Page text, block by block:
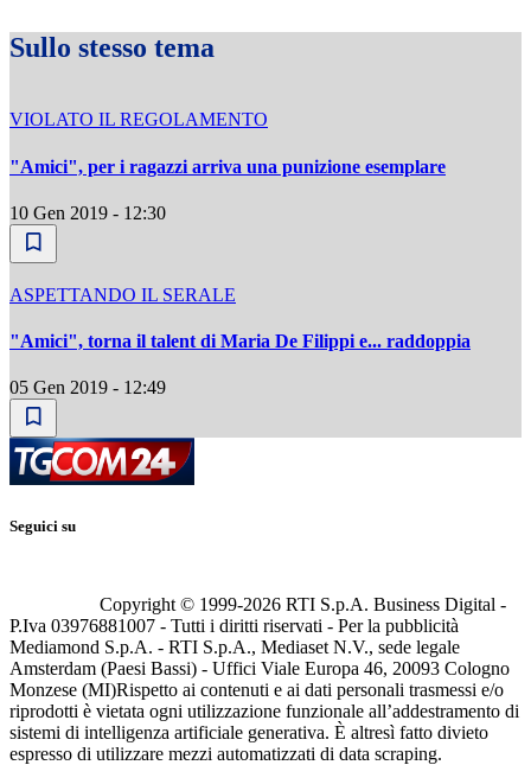
Sullo stesso tema
VIOLATO IL REGOLAMENTO
"Amici", per i ragazzi arriva una punizione esemplare
10 Gen 2019 - 12:30
ASPETTANDO IL SERALE
"Amici", torna il talent di Maria De Filippi e... raddoppia
05 Gen 2019 - 12:49
Seguici su
Copyright © 1999-2026 RTI S.p.A. Business Digital -
P.Iva 03976881007 - Tutti i diritti riservati - Per la pubblicità
Mediamond S.p.A. - RTI S.p.A., Mediaset N.V., sede legale
Amsterdam (Paesi Bassi) - Uffici Viale Europa 46, 20093 Cologno
Monzese (MI)Rispetto ai contenuti e ai dati personali trasmessi e/o
riprodotti è vietata ogni utilizzazione funzionale all’addestramento di
sistemi di intelligenza artificiale generativa. È altresì fatto divieto
espresso di utilizzare mezzi automatizzati di data scraping.